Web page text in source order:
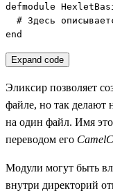
defmodule
# Здесь
end
Expand code
Эликсир позволяет
файле, но так делают
на один файл. Имя
переводом его
Модули могут быть
внутри директорий